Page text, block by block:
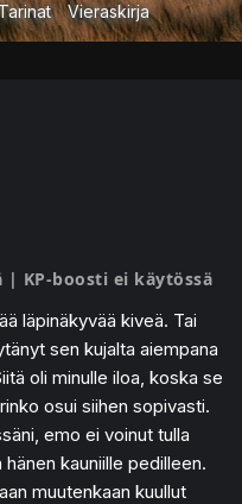
Vieraskirja
| KP-boosti ei käytössä
läpinäkyvää kiveä. Tai
sen kujalta aiempana
oli minulle iloa, koska se
osui siihen sopivasti.
emo ei voinut tulla
kauniille pedilleen.
muutenkaan kuullut